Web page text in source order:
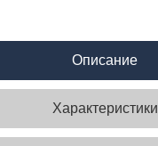
Описание
Характеристики